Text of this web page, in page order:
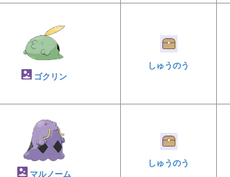
ゴクリン
しゅうのう
マルノーム
しゅうのう